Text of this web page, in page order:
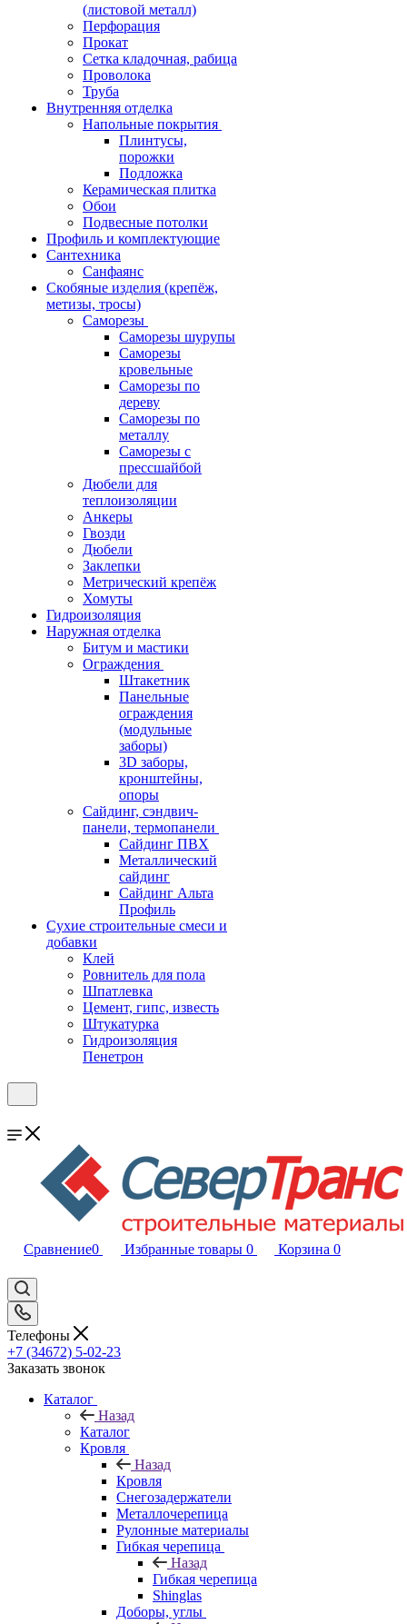
(листовой металл)
Перфорация
Прокат
Сетка кладочная, рабица
Проволока
Труба
Внутренняя отделка
Напольные покрытия
Плинтусы,
порожки
Подложка
Керамическая плитка
Обои
Подвесные потолки
Профиль и комплектующие
Сантехника
Санфаянс
Скобяные изделия (крепёж,
метизы, тросы)
Саморезы
Саморезы шурупы
Саморезы
кровельные
Саморезы по
дереву
Саморезы по
металлу
Саморезы с
прессшайбой
Дюбели для
теплоизоляции
Анкеры
Гвозди
Дюбели
Заклепки
Метрический крепёж
Хомуты
Гидроизоляция
Наружная отделка
Битум и мастики
Ограждения
Штакетник
Панельные
ограждения
(модульные
заборы)
3D заборы,
кронштейны,
опоры
Cайдинг, сэндвич-
панели, термопанели
Сайдинг ПВХ
Металлический
сайдинг
Сайдинг Альта
Профиль
Сухие строительные смеси и
добавки
Клей
Ровнитель для пола
Шпатлевка
Цемент, гипс, известь
Штукатурка
Гидроизоляция
Пенетрон
Сравнение0 Избранные товары 0 Корзина 0
Телефоны
+7 (34672) 5-02-23
Заказать звонок
Каталог
Назад
Каталог
Кровля
Назад
Кровля
Снегозадержатели
Металлочерепица
Рулонные материалы
Гибкая черепица
Назад
Гибкая черепица
Shinglas
Доборы, углы